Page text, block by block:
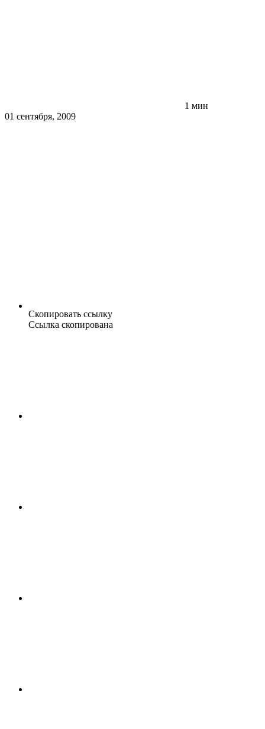
1 мин
01 сентября, 2009
Скопировать ссылку
Ссылка скопирована